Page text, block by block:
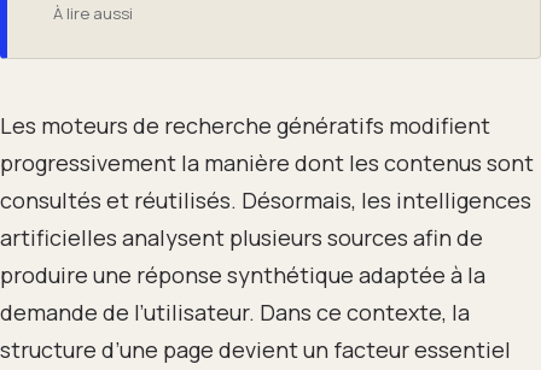
À lire aussi
Les moteurs de recherche génératifs modifient
progressivement la manière dont les contenus sont
consultés et réutilisés. Désormais, les intelligences
artificielles analysent plusieurs sources afin de
produire une réponse synthétique adaptée à la
demande de l’utilisateur. Dans ce contexte, la
structure d’une page devient un facteur essentiel